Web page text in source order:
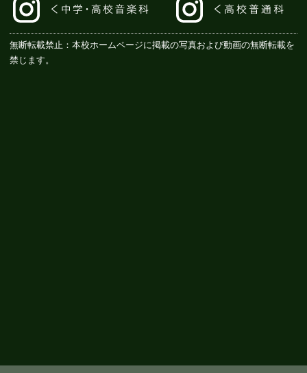
無断転載禁止：本校ホームページに掲載の写真および動画の無断転載を
禁じます。